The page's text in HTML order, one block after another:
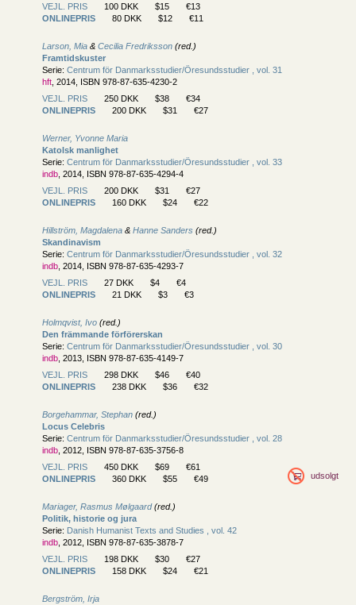
VEJL. PRIS
100 DKK $15
€13
ONLINEPRIS
80 DKK $12 €11
Larson, Mia & Cecilia Fredriksson (red.)
Framtidskuster
Serie: Centrum för Danmarksstudier/Öresundsstudier , vol. 31
hft , 2014, ISBN 978-87-635-4230-2
VEJL. PRIS
250 DKK $38
€34
ONLINEPRIS
200 DKK $31 €27
Werner, Yvonne Maria
Katolsk manlighet
Serie: Centrum för Danmarksstudier/Öresundsstudier , vol. 33
indb , 2014, ISBN 978-87-635-4294-4
VEJL. PRIS
200 DKK $31
€27
ONLINEPRIS
160 DKK $24 €22
Hillström, Magdalena & Hanne Sanders (red.)
Skandinavism
Serie: Centrum för Danmarksstudier/Öresundsstudier , vol. 32
indb , 2014, ISBN 978-87-635-4293-7
VEJL. PRIS
27 DKK $4
€4
ONLINEPRIS
21 DKK $3 €3
Holmqvist, Ivo (red.)
Den främmande förförerskan
Serie: Centrum för Danmarksstudier/Öresundsstudier , vol. 30
indb , 2013, ISBN 978-87-635-4149-7
VEJL. PRIS
298 DKK $46
€40
ONLINEPRIS
238 DKK $36 €32
Borgehammar, Stephan (red.)
Locus Celebris
Serie: Centrum för Danmarksstudier/Öresundsstudier , vol. 28
indb , 2012, ISBN 978-87-635-3756-8
VEJL. PRIS
450 DKK $69
€61
ONLINEPRIS
360 DKK $55 €49 udsolgt
Mariager, Rasmus Mølgaard(red.)
Politik, historie og jura
Serie: Danish Humanist Texts and Studies , vol. 42
indb , 2012, ISBN 978-87-635-3878-7
VEJL. PRIS
198 DKK $30
€27
ONLINEPRIS
158 DKK $24 €21
Bergström, Irja